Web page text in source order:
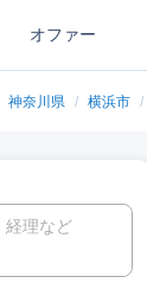
オファー
神奈川県 / 横浜市 /